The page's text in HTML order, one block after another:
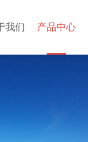
我们 产品中心